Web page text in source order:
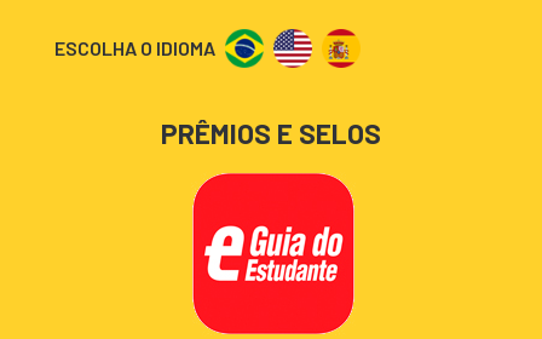
ESCOLHA O IDIOMA
PRÊMIOS E SELOS